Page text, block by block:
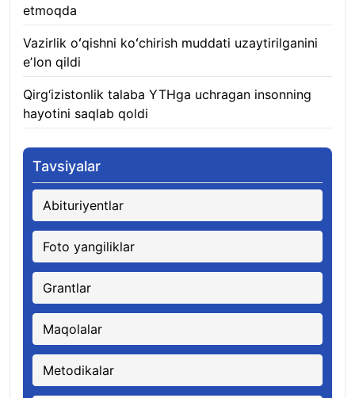
etmoqda
Vazirlik oʻqishni koʻchirish muddati uzaytirilganini
eʼlon qildi
Qirg‘izistonlik talaba YTHga uchragan insonning
hayotini saqlab qoldi
Tavsiyalar
Abituriyentlar
Foto yangiliklar
Grantlar
Maqolalar
Metodikalar